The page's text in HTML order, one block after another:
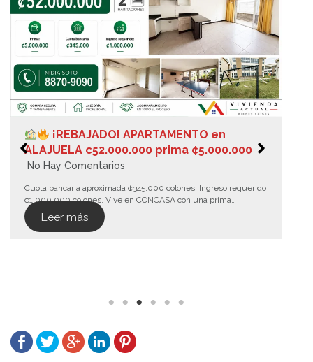
¡REBAJADO! APARTAMENTO en
ALAJUELA ¢52.000.000 prima ¢5.000.000
No Hay Comentarios
Cuota bancaria aproximada ¢345.000 colones. Ingreso requerido
¢1.000.000 colones. Vive en CONCASA con una prima…
Leer más